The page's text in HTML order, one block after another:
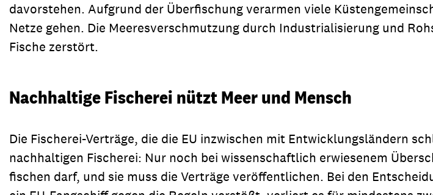
davorstehen. Aufgrund der Überfischung verarmen viele
Netze gehen. Die Meeresverschmutzung durch Industrialisierung und
Fische zerstört.
Nachhaltige Fischerei nützt Meer und Mensch
Die Fischerei-Verträge, die die EU inzwischen mit Entwicklungsländern
nachhaltigen Fischerei: Nur noch bei wissenschaftlich erwiesenem
fischen darf, und sie muss die Verträge veröffentlichen. Bei den